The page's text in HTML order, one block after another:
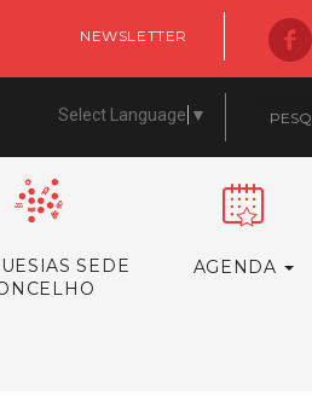
NEWSLETTER
Select Language ▼
SEDE
AGENDA